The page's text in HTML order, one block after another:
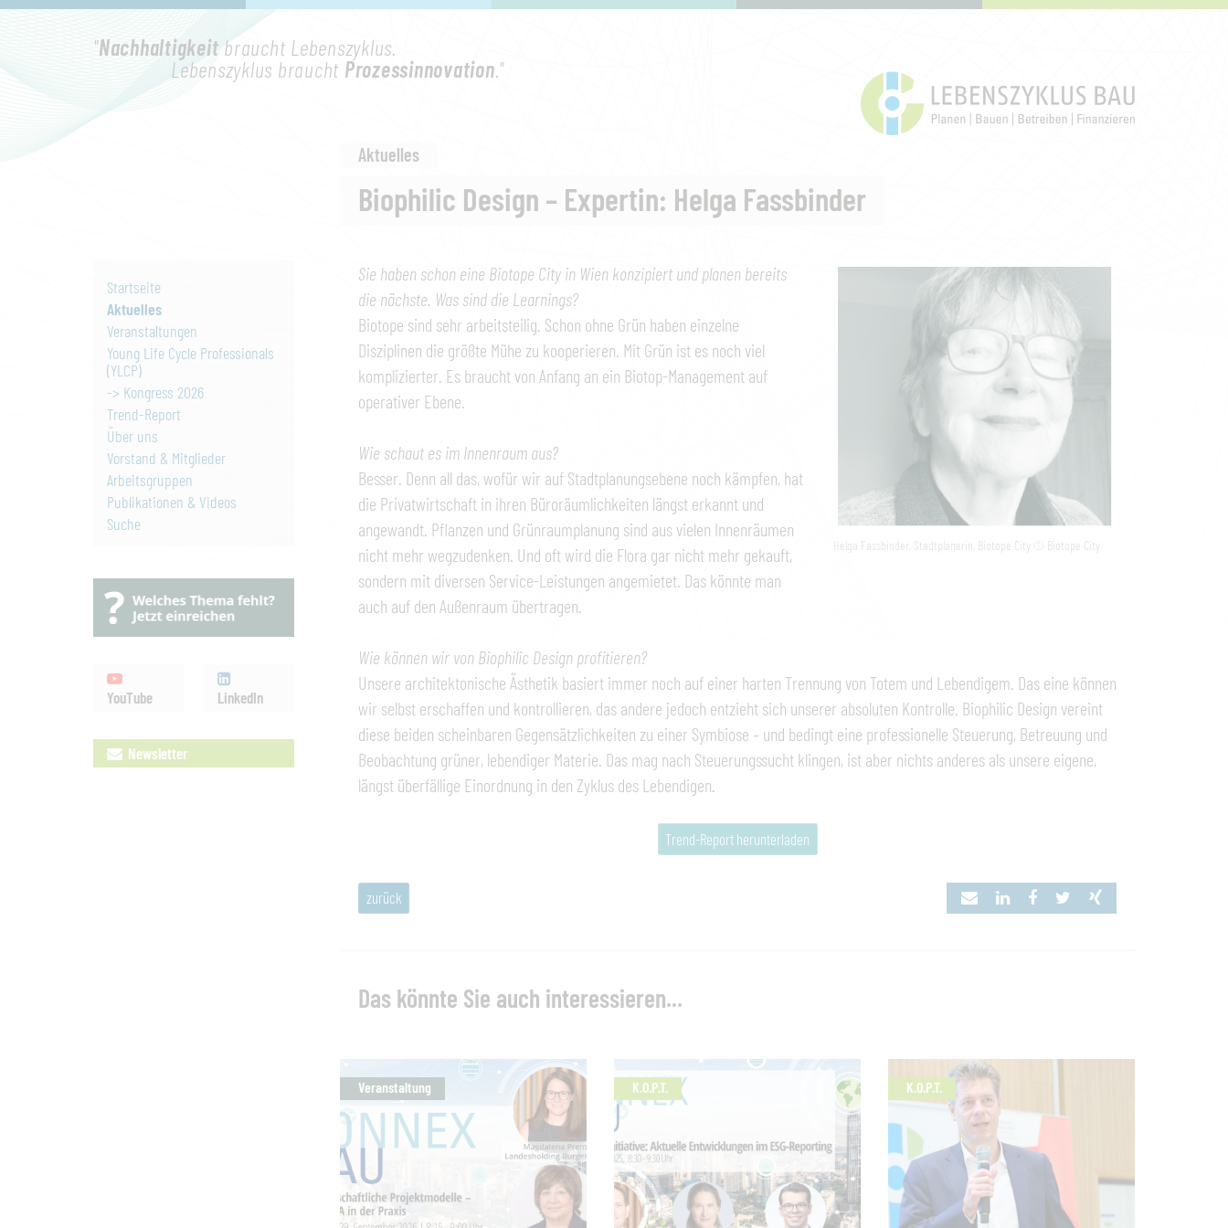
"Nachhaltigkeit braucht Lebenszyklus.
Lebenszyklus braucht Prozessinnovation."
Startseite
Aktuelles
Veranstaltungen
Young Life Cycle Professionals
(YLCP)
-> Kongress 2026
Trend-Report
Über uns
Vorstand & Mitglieder
Arbeitsgruppen
Publikationen & Videos
Suche
YouTube LinkedIn
Newsletter
Aktuelles
Biophilic Design – Expertin: Helga Fassbinder
Helga Fassbinder, Stadtplanerin, Biotope City © Biotope City
Sie haben schon eine Biotope City in Wien konzipiert und planen bereits
die nächste. Was sind die Learnings?
Biotope sind sehr arbeitsteilig. Schon ohne Grün haben einzelne
Disziplinen die größte Mühe zu kooperieren. Mit Grün ist es noch viel
komplizierter. Es braucht von Anfang an ein Biotop-Management auf
operativer Ebene.
Wie schaut es im Innenraum aus?
Besser. Denn all das, wofür wir auf Stadtplanungsebene noch kämpfen, hat
die Privatwirtschaft in ihren Büroräumlichkeiten längst erkannt und
angewandt. Pflanzen und Grünraumplanung sind aus vielen Innenräumen
nicht mehr wegzudenken. Und oft wird die Flora gar nicht mehr gekauft,
sondern mit diversen Service-Leistungen angemietet. Das könnte man
auch auf den Außenraum übertragen.
Wie können wir von Biophilic Design profitieren?
Unsere architektonische Ästhetik basiert immer noch auf einer harten Trennung von Totem und Lebendigem. Das eine können
wir selbst erschaffen und kontrollieren, das andere jedoch entzieht sich unserer absoluten Kontrolle. Biophilic Design vereint
diese beiden scheinbaren Gegensätzlichkeiten zu einer Symbiose – und bedingt eine professionelle Steuerung, Betreuung und
Beobachtung grüner, lebendiger Materie. Das mag nach Steuerungssucht klingen, ist aber nichts anderes als unsere eigene,
längst überfällige Einordnung in den Zyklus des Lebendigen.
Trend-Report herunterladen
zurück
Das könnte Sie auch interessieren...
Veranstaltung K.O.P.T. K.O.P.T.